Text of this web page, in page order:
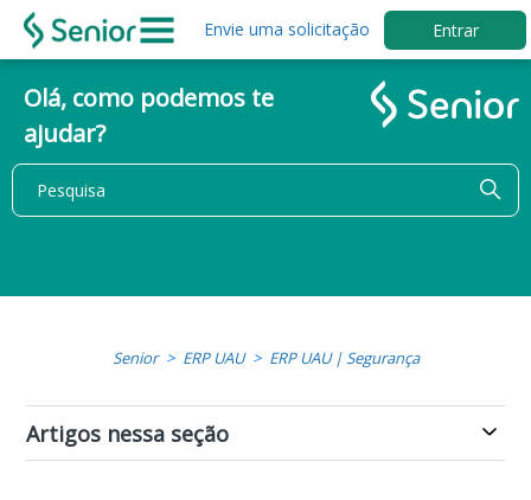
Envie uma solicitação Entrar
Olá, como podemos te
ajudar?
Senior ERP UAU ERP UAU | Segurança
Artigos nessa seção